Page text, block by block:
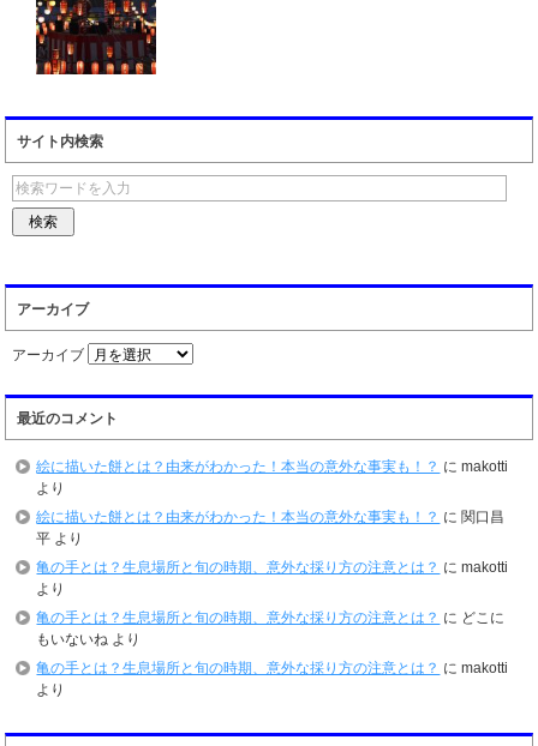
サイト内検索
アーカイブ
アーカイブ
最近のコメント
絵に描いた餅とは？由来がわかった！本当の意外な事実も！？ にmakotti
より
絵に描いた餅とは？由来がわかった！本当の意外な事実も！？ に 関口昌
平 より
亀の手とは？生息場所と旬の時期、意外な採り方の注意とは？ にmakotti
より
亀の手とは？生息場所と旬の時期、意外な採り方の注意とは？ に どこに
もいないね より
亀の手とは？生息場所と旬の時期、意外な採り方の注意とは？ にmakotti
より